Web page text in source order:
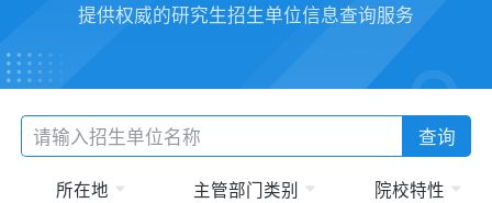
提供权威的研究生招生单位信息查询服务
查询
所在地 主管部门类别 院校特性